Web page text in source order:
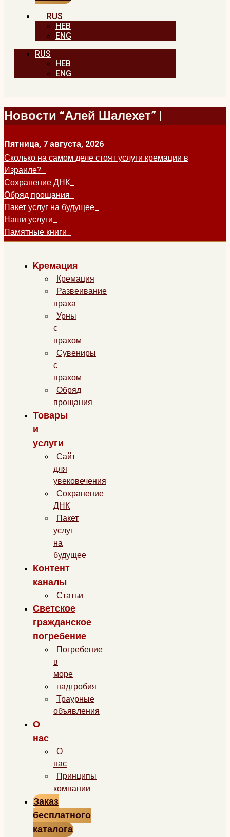
RUS
HEB
ENG
RUS
HEB
ENG
Новости “Алей Шалехет” |
Пятница, 7 августа, 2026
Сколько на самом деле стоят услуги кремации в
Израиле?
Сохранение ДНК
Обряд прощания
Пакет услуг на будущее
Наши услуги
Памятные книги
Kремация
Кремация
Развеивание
праха
Урны
с
прахом
Сувениры
с
прахом
Обряд
прощания
Товары
и
услуги
Сайт
для
увековечения
Сохранение
ДНК
Пакет
услуг
на
будущее
Контент
каналы
Статьи
Светское
гражданское
погребение
Погребение
в
море
надгробия
Траурные
объявления
О
нас
О
нас
Принципы
компании
Заказ
бесплатного
каталога